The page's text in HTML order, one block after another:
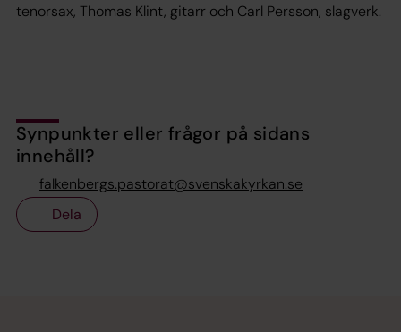
tenorsax, Thomas Klint, gitarr och Carl Persson, slagverk.
Synpunkter eller frågor på sidans
innehåll?
falkenbergs.pastorat@svenskakyrkan.se
Dela